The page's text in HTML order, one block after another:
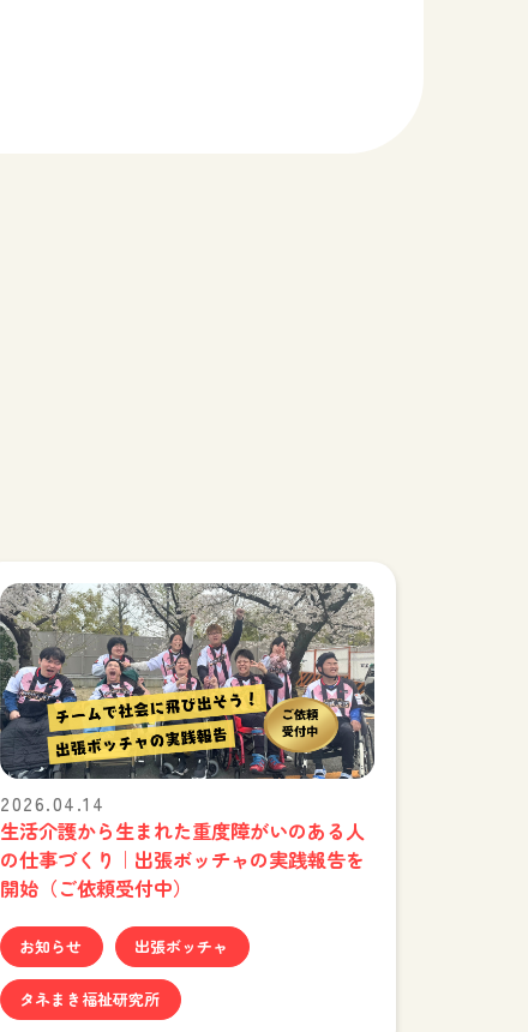
2026.04.14
生活介護から生まれた重度障がいのある人
の仕事づくり｜出張ボッチャの実践報告を
開始（ご依頼受付中）
お知らせ 出張ボッチャ
タネまき福祉研究所